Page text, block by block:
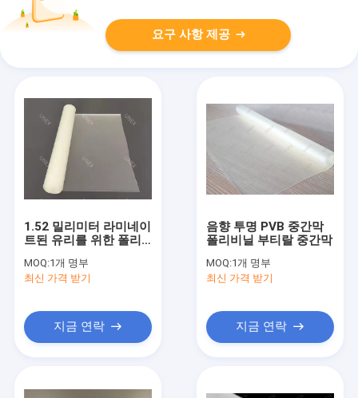
요구 사항 제공
1.52 밀리미터 라미네이
트된 유리를 위한 폴리
건축학적인 수지를 새롭
게 합니다
MOQ:1개 명부
최신 가격 받기
지금 연락
음향 투명 PVB 중간막
폴리비닐 부티랄 중간막
MOQ:1개 명부
최신 가격 받기
지금 연락